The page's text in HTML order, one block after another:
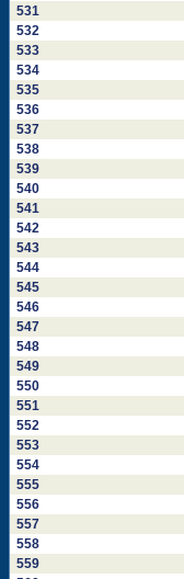
531
532
533
534
535
536
537
538
539
540
541
542
543
544
545
546
547
548
549
550
551
552
553
554
555
556
557
558
559